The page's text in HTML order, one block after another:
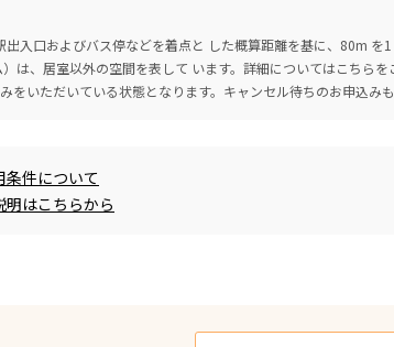
入口およびバス停などを着点と した概算距離を基に、80m を1
は、居室以外の空間を表して います。詳細についてはこちらを
をいただいている状態となります。キャンセル待ちのお申込みも
件について
はこちらから